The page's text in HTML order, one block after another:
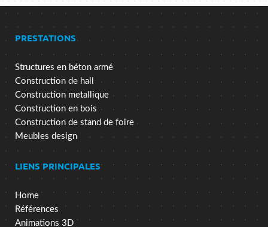
PRESTATIONS
Structures en béton armé
Construction de hall
Construction metallique
Construction en bois
Construction de stand de foire
Meubles design
LIENS PRINCIPALES
Home
Références
Animations 3D